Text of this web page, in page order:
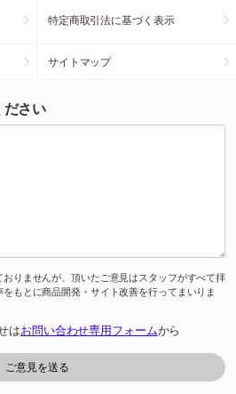
特定商取引法に基づく表示
サイトマップ
ださい
りませんが、頂いたご意見はスタッフがすべて拝
もとに商品開発・サイト改善を行ってまいりま
はお問い合わせ専用フォームから